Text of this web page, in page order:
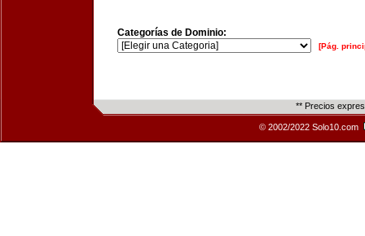
Categorías de Dominio:
[Pág.
** Precios
© 2002/2022 Solo10.com